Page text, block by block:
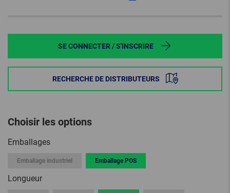
SE CONNECTER / S'INSCRIRE
RECHERCHE DE DISTRIBUTEURS
Choisir les options
Emballages
Emballage industriel Emballage POS
Longueur